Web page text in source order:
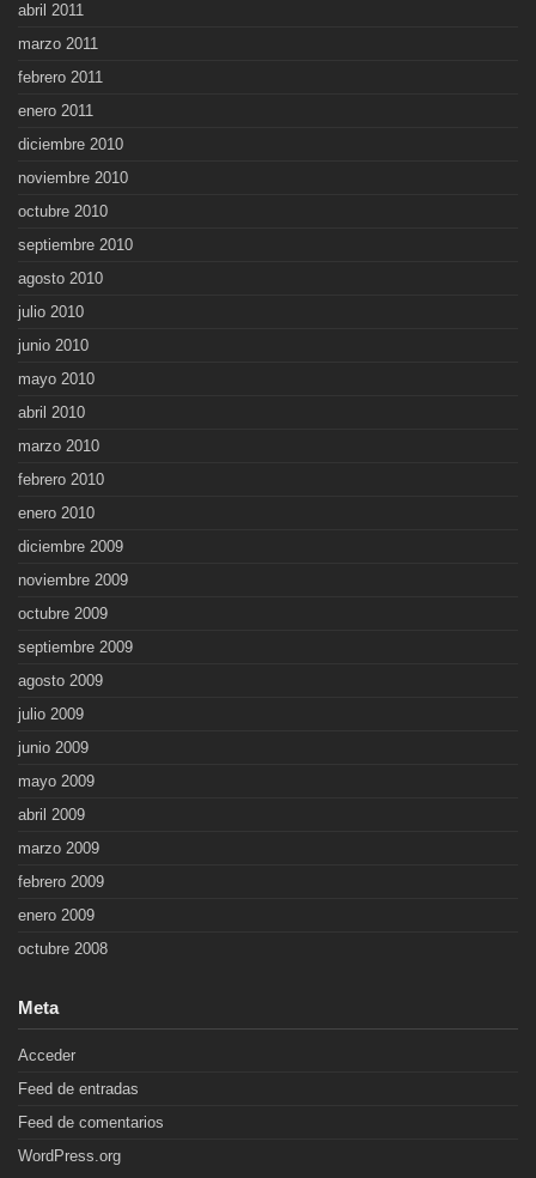
abril 2011
marzo 2011
febrero 2011
enero 2011
diciembre 2010
noviembre 2010
octubre 2010
septiembre 2010
agosto 2010
julio 2010
junio 2010
mayo 2010
abril 2010
marzo 2010
febrero 2010
enero 2010
diciembre 2009
noviembre 2009
octubre 2009
septiembre 2009
agosto 2009
julio 2009
junio 2009
mayo 2009
abril 2009
marzo 2009
febrero 2009
enero 2009
octubre 2008
Meta
Acceder
Feed de entradas
Feed de comentarios
WordPress.org